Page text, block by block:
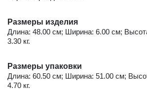
Размеры изделия
Длина: 48.00 см; Ширина: 6.00 см;
3.30 кг.
Размеры упаковки
Длина: 60.50 см; Ширина: 51.00 см;
4.70 кг.